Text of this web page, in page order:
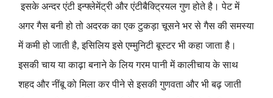
इसके अन्दर एंटी इन्फ्लेमेंट्री और एंटीबैक्ट्रियल गुण होते है । पेट में
अगर गैस बनी हो तो अदरक का एक टुकड़ा चूसने भर से गैस की समस्या
में कमी हो जाती है,इसिलिय इसे एम्मुनिटी बूस्टर भी कहा जाता है ।
इसकी चाय या काढ़ा बनाने के लिय गरम पानी में कालीचाय के साथ
शहद और नींबू को मिला कर पीने से इसकी गुणवता और भी बढ़ जाती